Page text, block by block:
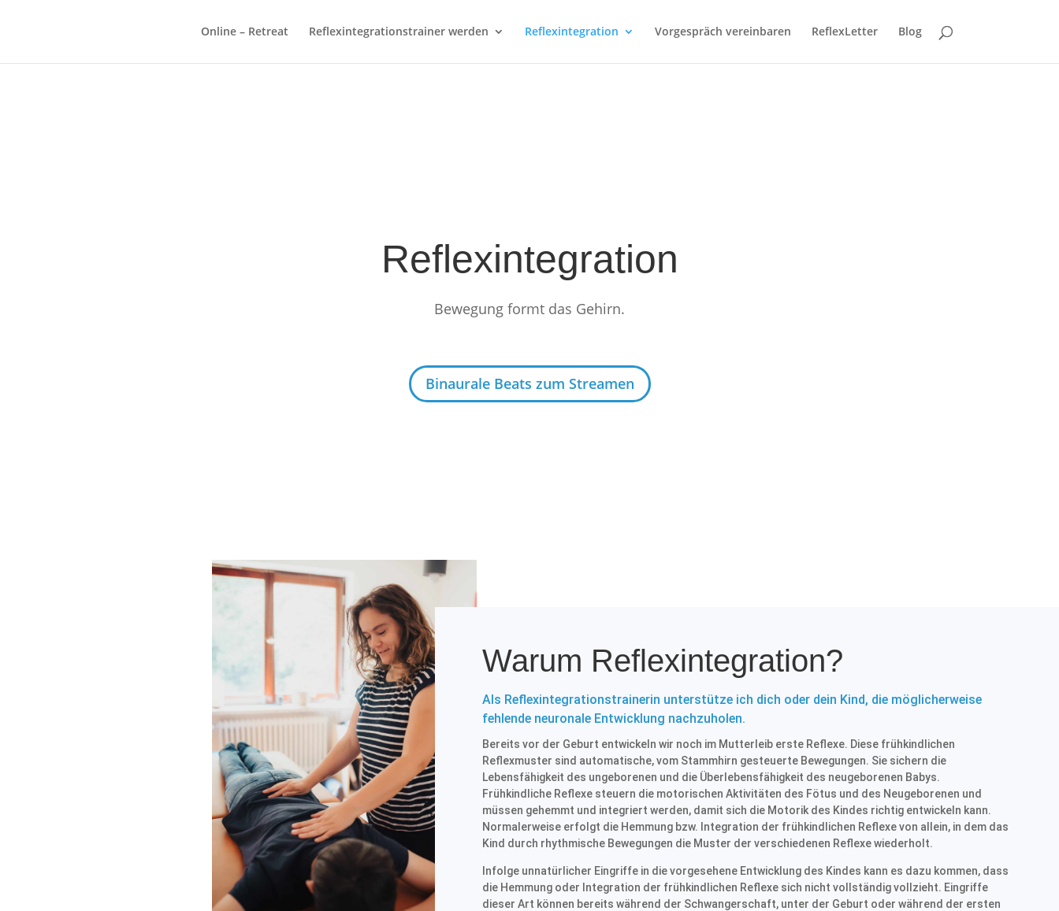
Online – Retreat Reflexintegrationstrainer werden Reflexintegration Vorgespräch vereinbaren ReflexLetter Blog
Reflexintegration
Bewegung formt das Gehirn.
Binaurale Beats zum Streamen
Warum Reflexintegration?
Als Reflexintegrationstrainerin unterstütze ich dich oder dein Kind, die möglicherweise
fehlende neuronale Entwicklung nachzuholen.
Bereits vor der Geburt entwickeln wir noch im Mutterleib erste Reflexe. Diese frühkindlichen
Reflexmuster sind automatische, vom Stammhirn gesteuerte Bewegungen. Sie sichern die
Lebensfähigkeit des ungeborenen und die Überlebensfähigkeit des neugeborenen Babys.
Frühkindliche Reflexe steuern die motorischen Aktivitäten des Fötus und des Neugeborenen und
müssen gehemmt und integriert werden, damit sich die Motorik des Kindes richtig entwickeln kann.
Normalerweise erfolgt die Hemmung bzw. Integration der frühkindlichen Reflexe von allein, in dem das
Kind durch rhythmische Bewegungen die Muster der verschiedenen Reflexe wiederholt.
Infolge unnatürlicher Eingriffe in die vorgesehene Entwicklung des Kindes kann es dazu kommen, dass
die Hemmung oder Integration der frühkindlichen Reflexe sich nicht vollständig vollzieht. Eingriffe
dieser Art können bereits während der Schwangerschaft, unter der Geburt oder während der ersten